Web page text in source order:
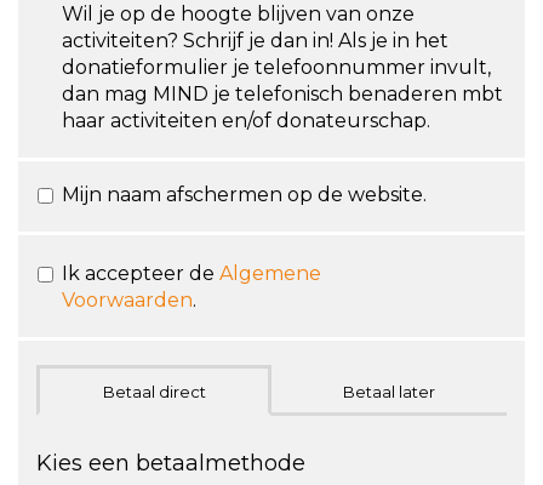
Wil je op de hoogte blijven van onze
activiteiten? Schrijf je dan in! Als je in het
donatieformulier je telefoonnummer invult,
dan mag MIND je telefonisch benaderen mbt
haar activiteiten en/of donateurschap.
Mijn naam afschermen op de website.
Ik accepteer de Algemene
Voorwaarden.
Betaal direct Betaal later
Kies een betaalmethode